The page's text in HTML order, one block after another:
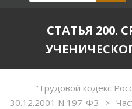
СТАТЬЯ 200.
"Трудовой кодекс
30.12.2001 N 197-ФЗ
>